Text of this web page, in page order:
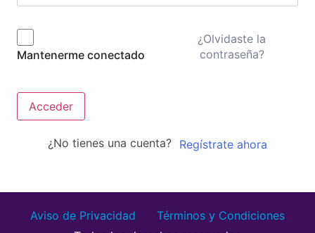
Mantenerme conectado
¿Olvidaste la
contraseña?
Acceder
¿No tienes una cuenta? Regístrate ahora
Aviso de Privacidad
Términos y Condiciones